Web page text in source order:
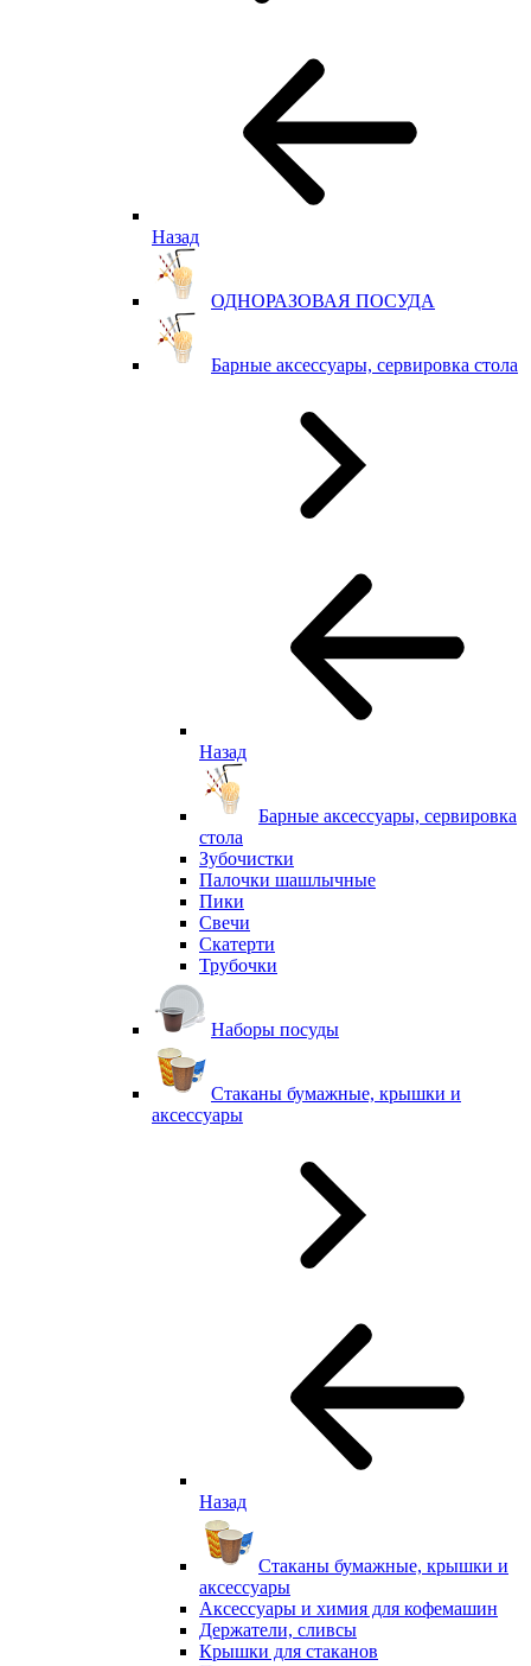
Назад
ОДНОРАЗОВАЯ ПОСУДА
Барные аксессуары, сервировка стола
Назад
Барные аксессуары, сервировка
стола
Зубочистки
Палочки шашлычные
Пики
Свечи
Скатерти
Трубочки
Наборы посуды
Стаканы бумажные, крышки и
аксессуары
Назад
Стаканы бумажные, крышки и
аксессуары
Аксессуары и химия для кофемашин
Держатели, сливсы
Крышки для стаканов